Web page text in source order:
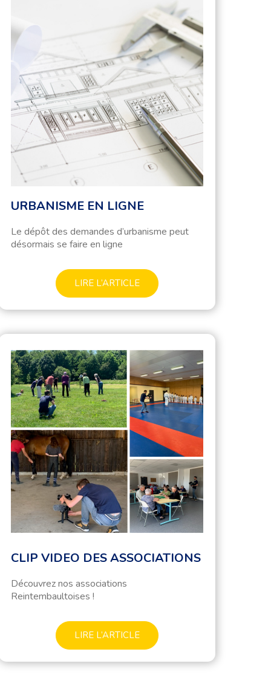
URBANISME EN LIGNE
Le dépôt des demandes d’urbanisme peut
désormais se faire en ligne
LIRE L’ARTICLE
CLIP VIDEO DES ASSOCIATIONS
Découvrez nos associations
Reintembaultoises !
LIRE L’ARTICLE